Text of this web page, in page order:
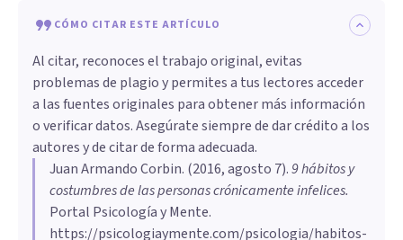
CÓMO CITAR ESTE ARTÍCULO
Al citar, reconoces el trabajo original, evitas
problemas de plagio y permites a tus lectores acceder
a las fuentes originales para obtener más información
o verificar datos. Asegúrate siempre de dar crédito a los
autores y de citar de forma adecuada.
Juan Armando Corbin. (2016, agosto 7).​9 hábitos y
costumbres de las personas crónicamente infelices.
Portal Psicología y Mente.
https://psicologiaymente.com/psicologia/habitos-